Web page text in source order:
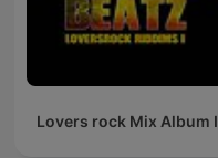
Lovers rock Mix Album I